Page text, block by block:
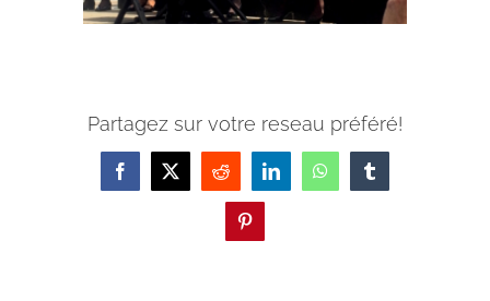
Partagez sur votre reseau préféré!
Facebook
X Reddit LinkedInWhatsAppTumblr
Pinterest